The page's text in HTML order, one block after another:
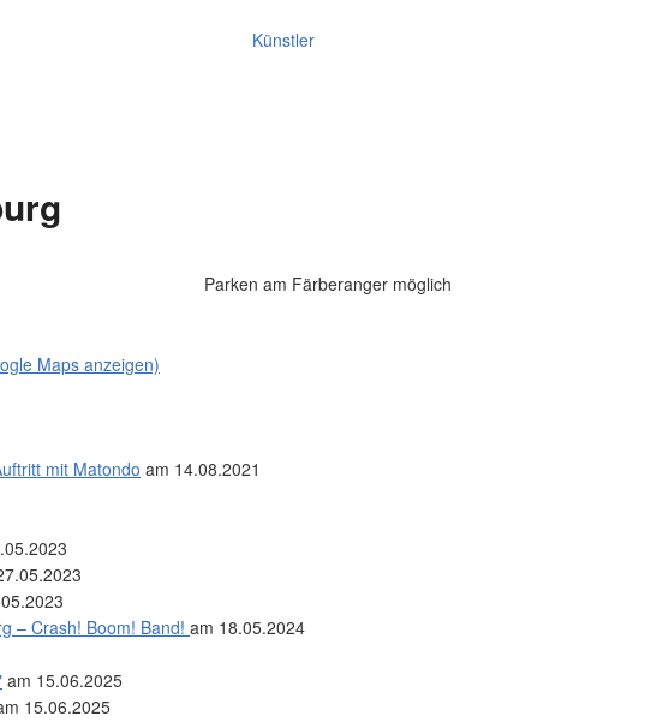
Künstler
Parken am Färberanger möglich
Maps anzeigen)
mit Matondo am 14.08.2021
– Crash! Boom! Band! am 18.05.2024
am 15.06.2025
15.06.2025